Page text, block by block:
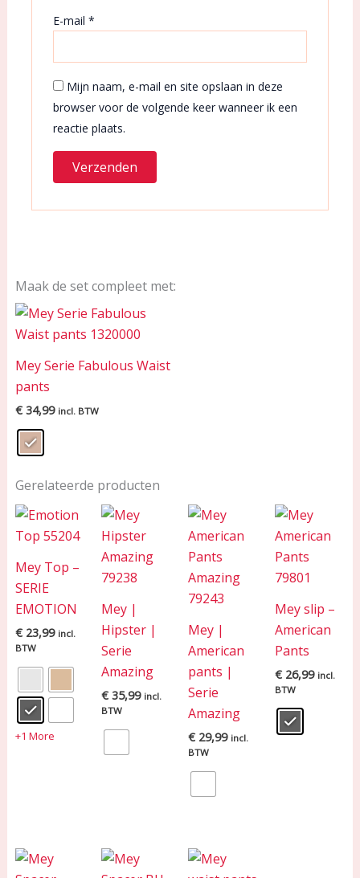
E-mail*
Mijn naam, e-mail en site opslaan in deze
browser voor de volgende keer wanneer ik een
reactie plaats.
Maak de set compleet met:
Mey Serie Fabulous Waist
pants
€34,99 incl. BTW
Gerelateerde producten
Mey Top –
SERIE
EMOTION
€23,99 incl.
BTW
+1 More
Mey |
Hipster |
Serie
Amazing
€ 35,99 incl.
BTW
Mey |
American
pants |
Serie
Amazing
€ 29,99 incl.
BTW
Mey slip –
American
Pants
€26,99 incl.
BTW